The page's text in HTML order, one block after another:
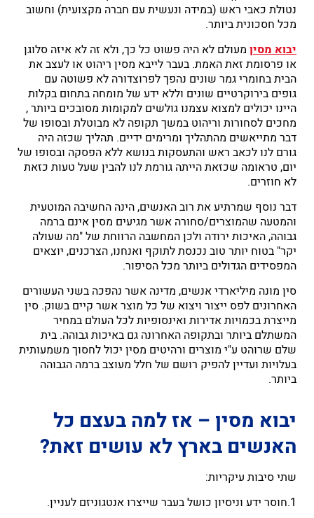
נטולת כאבי ראש (במידה ונעשית עם חברה מקצועית) וחשוב
מכל חסכונית ביותר.
יבוא מסין מעולם לא היה פשוט כל כך, ולא זה לא איזה סלוגן
או פרסומת זאת האמת. בעבר לייבא מסין ריהוט או לעצב את
הבית בחומרי גמר שונים נהפך לפרוצדורה לא פשוטה עם
גופים בירוקרטיים שונים וללא ידע של מומחה בתחום בקלות
היינו יכולים למצוא עצמנו גולשים למקומות מסובכים ביותר ,
מחכים לסחורות וריהוט במשך תקופה לא מבוטלת ובסופו של
דבר מתייאשים מהתהליך ומרימים ידיים. תהליך שכזה היה
גורם לנו לכאב ראש והתעסקות בנושא ללא הפסקה ובסופו של
יום, טראומה שכזאת הייתה גורמת לנו להבין שעל טעות כזאת
לא חוזרים.
דבר נוסף שמרתיע את רוב האנשים, הינה החשיבה המוטעית
והמטעה שהמוצרים/סחורה אשר מגיעים מסין אינם ברמה
גבוהה, האיכות ירודה ולכן המחשבה הרווחת של "מה שעולה
יקר" בטוח יותר טוב נכנסת לתוקף ואנחנו, הצרכנים, יוצאים
המפסידים הגדולים ביותר מכל הסיפור.
סין מונה מיליארדי אנשים, מדינה אשר נהפכה בשני העשורים
האחרונים לפס ייצור ויצוא של כל מוצר אשר קיים בשוק. סין
מייצרת בכמויות אדירות ואינסופיות לכל העולם במחיר
המשתלם ביותר ובתקופה האחרונה גם באיכות גבוהה. בית
שלם שרוהט ע"י מוצרים ורהיטים מסין יכול לחסוך משמעותית
בעלויות ועדיין להפיק רושם של חלל מעוצב ברמה הגבוהה
ביותר.
יבוא מסין – אז למה בעצם כל
האנשים בארץ לא עושים זאת?
שתי סיבות עיקריות:
1.חוסר ידע וניסיון כושל בעבר שייצרו אנטגוניזם לעניין.